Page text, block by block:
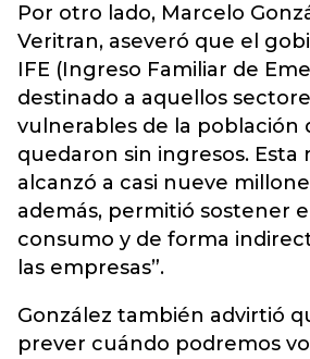
Por otro lado, Marcelo
Veritran, aseveró que el
IFE (Ingreso Familiar de
destinado a aquellos
vulnerables de la población
quedaron sin ingresos. Esta
alcanzó a casi nueve
además, permitió sostener
consumo y de forma
las empresas”.
González también advirtió
prever cuándo podremos